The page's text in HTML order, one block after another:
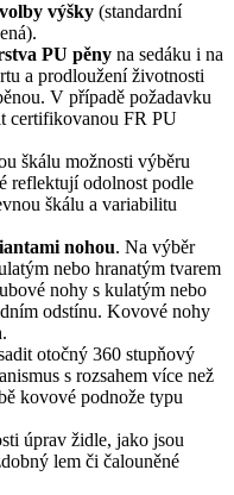
volby výšky (standardní
PU pěny na sedáku i na
a prodloužení životnosti
V případě požadavku
certifikovanou FR PU
škálu možnosti výběru
reflektují odolnost podle
škálu a variabilitu
nohou. Na výběr
nebo hranatým tvarem
nohy s kulatým nebo
odstínu. Kovové nohy
otočný 360 stupňový
s rozsahem více než
kovové podnože typu
úprav židle, jako jsou
lem či čalouněné